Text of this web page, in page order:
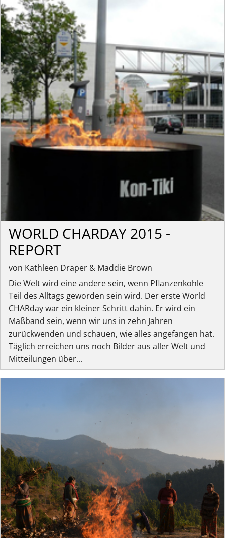
WORLD CHARDAY 2015 -
REPORT
von Kathleen Draper & Maddie Brown
Die Welt wird eine andere sein, wenn Pflanzenkohle
Teil des Alltags geworden sein wird. Der erste World
CHARday war ein kleiner Schritt dahin. Er wird ein
Maßband sein, wenn wir uns in zehn Jahren
zurückwenden und schauen, wie alles angefangen hat.
Täglich erreichen uns noch Bilder aus aller Welt und
Mitteilungen über...